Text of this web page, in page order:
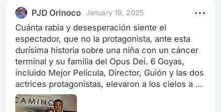
Affleck, quien ofrece una actuación contenida y
poderosa que le valió un Oscar al Mejor Actor.
La historia sigue a Lee, un conser
PJD Orinoco January 19, 2025
Cuánta rabia y desesperación siente el
espectador, que no la protagonista, ante esta
durísima historia sobre una niña con un cáncer
terminal y su familia del Opus Dei. 6 Goyas,
incluido Mejor Película, Director, Guión y las dos
actrices protagonistas, elevaron a los cielos a un
drama incómodo, polémico, basado en hechos
reales. Duele y deprime ver cómo se intenta